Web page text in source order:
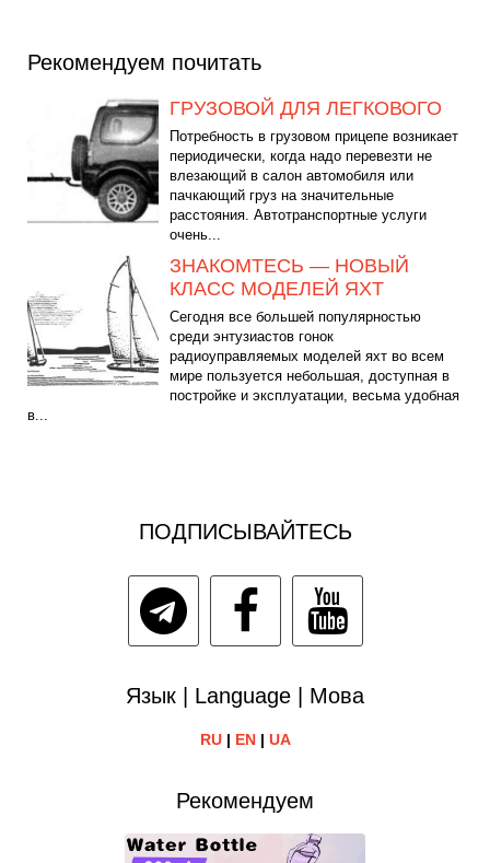
Рекомендуем почитать
ГРУЗОВОЙ ДЛЯ ЛЕГКОВОГО
Потребность в грузовом прицепе возникает
периодически, когда надо перевезти не
влезающий в салон автомобиля или
пачкающий груз на значительные
расстояния. Автотранспортные услуги
очень...
ЗНАКОМТЕСЬ — НОВЫЙ
КЛАСС МОДЕЛЕЙ ЯХТ
Сегодня все большей популярностью
среди энтузиастов гонок
радиоуправляемых моделей яхт во всем
мире пользуется небольшая, доступная в
постройке и эксплуатации, весьма удобная
в...
ПОДПИСЫВАЙТЕСЬ
Язык | Language | Мова
RU| EN| UA
Рекомендуем